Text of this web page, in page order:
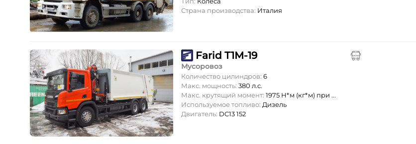
Страна производства: Италия
Farid Т1М-19
Мусоровоз
Количество цилиндров: 6
Макс. мощность: 380 л.с.
Макс. крутящий момент: 1975 Н*м (кг*м) при ...
Используемое топливо: Дизель
Двигатель: DC13 152